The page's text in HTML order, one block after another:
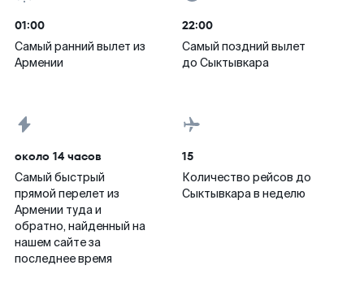
01:00
Самый ранний вылет из
Армении
22:00
Самый поздний вылет
до Сыктывкара
около 14 часов
Самый быстрый
прямой перелет из
Армении туда и
обратно, найденный на
нашем сайте за
последнее время
15
Количество рейсов до
Сыктывкара в неделю